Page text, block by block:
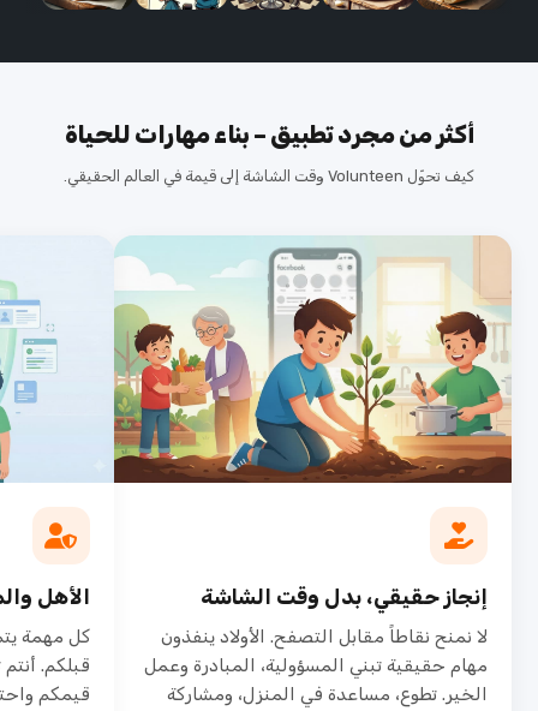
أكثر من مجرد تطبيق – بناء مهارات للحياة
كيف تحوّل Volunteen وقت الشاشة إلى قيمة في العالم الحقيقي.
إنجاز حقيقي، بدل وقت الشاشة
لا نمنح نقاطاً مقابل التصفح. الأولاد ينفذون
مهام حقيقية تبني المسؤولية، المبادرة وعمل
الخير. تطوع، مساعدة في المنزل، ومشاركة
الأهل
كل مهمة
قبلكم.
قيمكم